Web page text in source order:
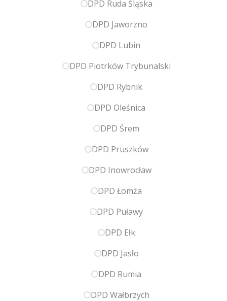
DPD Ruda Śląska
DPD Jaworzno
DPD Lubin
DPD Piotrków Trybunalski
DPD Rybnik
DPD Oleśnica
DPD Śrem
DPD Pruszków
DPD Inowrocław
DPD Łomża
DPD Puławy
DPD Ełk
DPD Jasło
DPD Rumia
DPD Wałbrzych